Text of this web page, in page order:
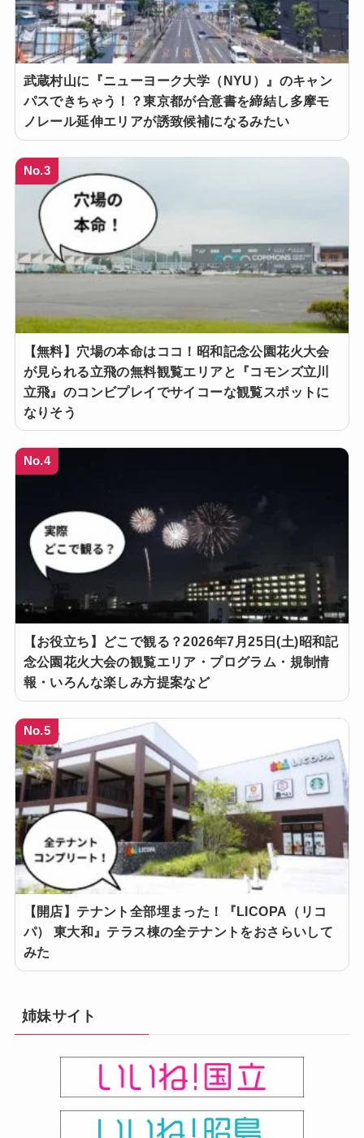
武蔵村山に『ニューヨーク大学（NYU）』のキャン
パスできちゃう！？東京都が合意書を締結し多摩モ
ノレール延伸エリアが誘致候補になるみたい
No.3
【無料】穴場の本命はココ！昭和記念公園花火大会
が見られる立飛の無料観覧エリアと『コモンズ立川
立飛』のコンビプレイでサイコーな観覧スポットに
なりそう
No.4
【お役立ち】どこで観る？2026年7月25日(土)昭和記
念公園花火大会の観覧エリア・プログラム・規制情
報・いろんな楽しみ方提案など
No.5
【開店】テナント全部埋まった！『LICOPA（リコ
パ） 東大和』テラス棟の全テナントをおさらいして
みた
姉妹サイト